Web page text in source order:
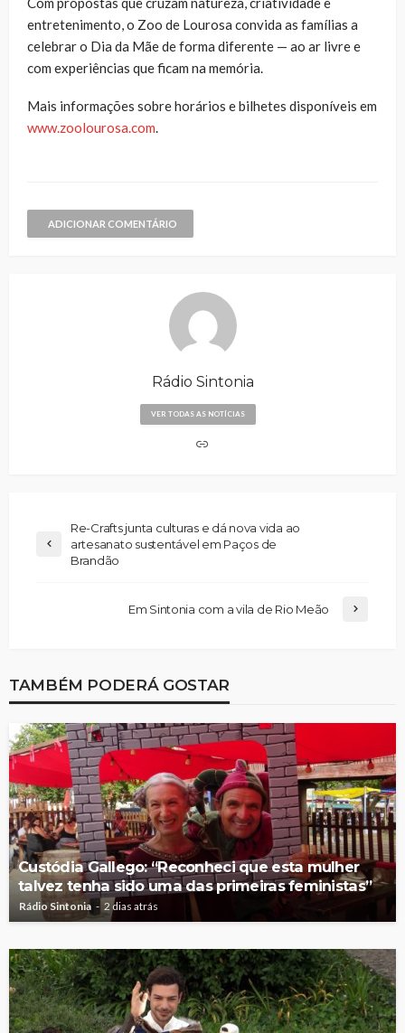
entretenimento, o Zoo de Lourosa convida as famílias a
celebrar o Dia da Mãe de forma diferente — ao ar livre e
com experiências que ficam na memória.
Mais informações sobre horários e bilhetes disponíveis em
www.zoolourosa.com.
ADICIONAR COMENTÁRIO
Rádio Sintonia
VER TODAS AS NOTÍCIAS
Re-Crafts junta culturas e dá nova vida ao
artesanato sustentável em Paços de
Brandão
Em Sintonia com a vila de Rio Meão
TAMBÉM PODERÁ GOSTAR
Custódia Gallego: “Reconheci que esta mulher
talvez tenha sido uma das primeiras feministas”
Rádio Sintonia 2 dias atrás